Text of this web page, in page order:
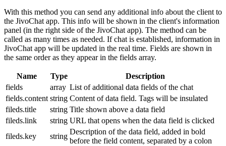
With this method you can send any additional info about the client to
the JivoChat app. This info will be shown in the client's information
panel (in the right side of the JivoChat app). The method can be
called as many times as needed. If chat is established, information in
JivoChat app will be updated in the real time. Fields are shown in
the same order as they appear in the fields array.
Name Type
Description
fields
array List of additional data fields of the chat
fields.content string Content of data field. Tags will be insulated
fileds.title
string Title shown above a data field
fileds.link
string URL that opens when the data field is clicked
fileds.key
string
Description of the data field, added in bold
before the field content, separated by a colon